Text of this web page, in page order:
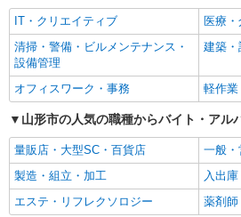
IT・クリエイティブ
医療
清掃・警備・ビルメンテナンス・
設備管理
建築・
オフィスワーク・事務 軽作業
山形市の人気の職種からバイト・アル
量販店・大型SC・百貨店
一般・
製造・組立・加工
入出
エステ・リフレクソロジー
薬剤師